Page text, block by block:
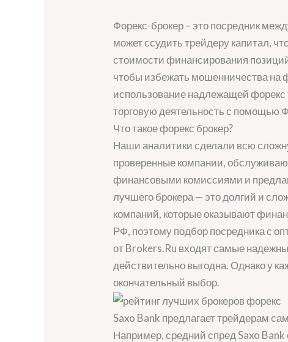
Форекс-брокер – это посредник
может ссудить трейдеру капитал,
стоимости финансирования
чтобы избежать мошенничества на
использование надлежащей
торговую деятельность с помощью
Что такое форекс брокер?
Наши аналитики сделали всю
проверенные компании,
финансовыми комиссиями и
лучшего брокера — это долгий и
компаний, которые оказывают
РФ, поэтому подбор посредника с
от Brokers.Ru входят самые
действительно выгодна. Однако у
окончательный выбор.
Saxo Bank предлагает трейдерам
Например, средний спред Saxo Bank